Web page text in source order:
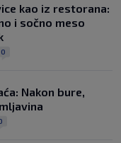
kao iz restorana:
i sočno meso
0
Nakon bure,